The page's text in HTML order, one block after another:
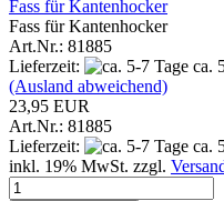
Fass für Kantenhocker
Fass für Kantenhocker
Art.Nr.: 81885
Lieferzeit:
ca.
(Ausland abweichend)
23,95 EUR
Art.Nr.: 81885
Lieferzeit:
ca.
inkl. 19% MwSt. zzgl.